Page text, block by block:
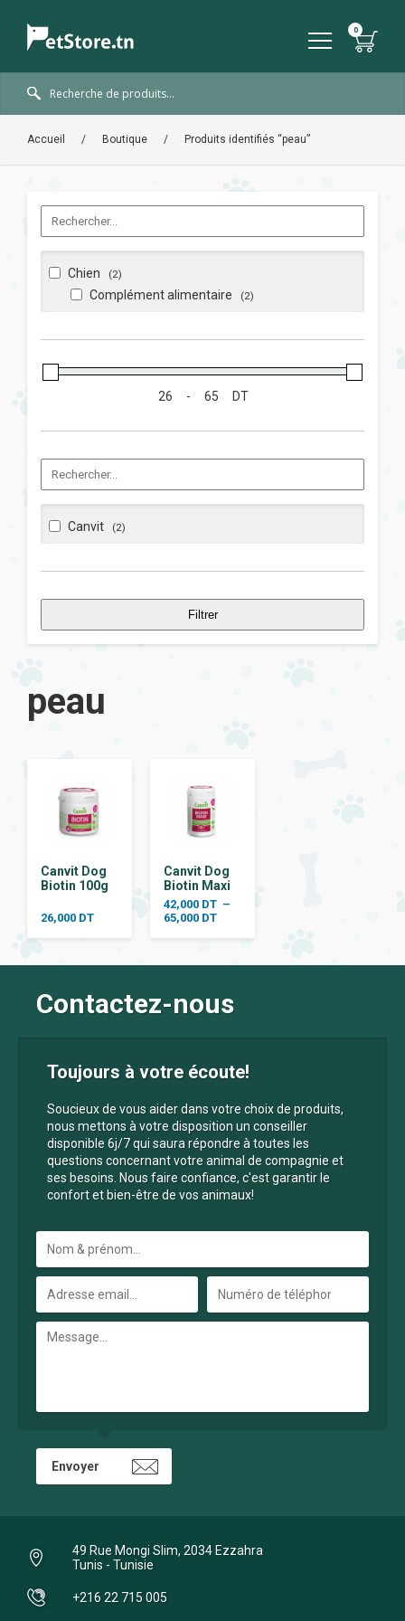
Accueil / Boutique / Produits identifiés “peau”
Chien (2)
Complément alimentaire (2)
- DT
Canvit (2)
Filtrer
peau
Canvit Dog
Biotin 100g
26,000 DT
Canvit Dog
Biotin Maxi
42,000 DT –
65,000 DTPlage
Contactez-nous
Toujours à votre écoute!
Soucieux de vous aider dans votre choix de produits,
nous mettons à votre disposition un conseiller
disponible 6j/7 qui saura répondre à toutes les
questions concernant votre animal de compagnie et
ses besoins. Nous faire confiance, c'est garantir le
confort et bien-être de vos animaux!
49 Rue Mongi Slim, 2034 Ezzahra
Tunis - Tunisie
+216 22 715 005